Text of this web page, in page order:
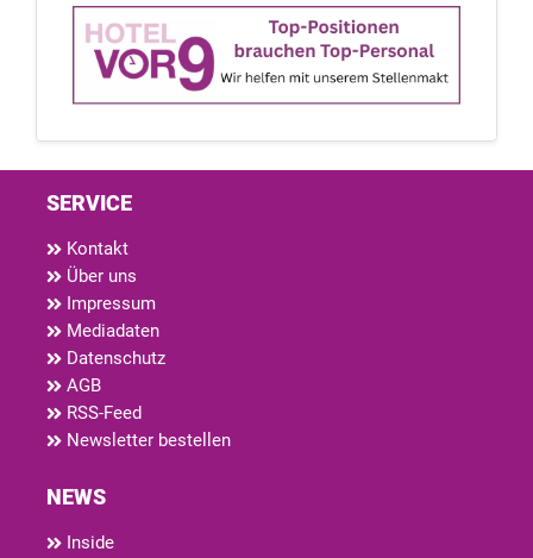
SERVICE
Kontakt
Über uns
Impressum
Mediadaten
Datenschutz
AGB
RSS-Feed
Newsletter bestellen
NEWS
Inside